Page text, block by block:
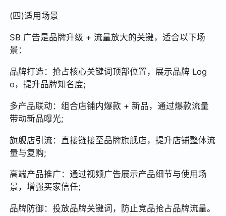
(四)适用场景
SB 广告是品牌升级 + 流量放大的关键，适合以下场
景：
品牌打造：抢占核心关键词顶部位置，展示品牌 Log
o，提升品牌知名度;
多产品联动：组合店铺内爆款 + 新品，通过爆款流量
带动新品曝光;
旗舰店引流：直接链接至品牌旗舰店，提升店铺整体流
量与复购;
高端产品推广：通过视频广告展示产品细节与使用场
景，增强买家信任;
品牌防御：投放品牌关键词，防止竞品抢占品牌流量。